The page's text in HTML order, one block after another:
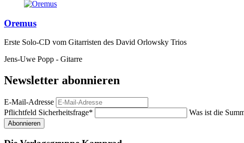
Oremus
Erste Solo-CD vom Gitarristen des David Orlowsky Trios
Jens-Uwe Popp - Gitarre
Newsletter abonnieren
E-Mail-Adresse
Pflichtfeld Sicherheitsfrage* Was ist die
Abonnieren